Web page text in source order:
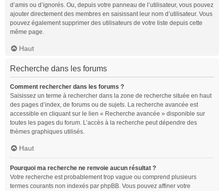
d’amis ou d’ignorés. Ou, depuis votre panneau de l’utilisateur, vous pouvez
ajouter directement des membres en saisissant leur nom d’utilisateur. Vous
pouvez également supprimer des utilisateurs de votre liste depuis cette
même page.
Haut
Recherche dans les forums
Comment rechercher dans les forums ?
Saisissez un terme à rechercher dans la zone de recherche située en haut
des pages d’index, de forums ou de sujets. La recherche avancée est
accessible en cliquant sur le lien « Recherche avancée » disponible sur
toutes les pages du forum. L’accès à la recherche peut dépendre des
thèmes graphiques utilisés.
Haut
Pourquoi ma recherche ne renvoie aucun résultat ?
Votre recherche est probablement trop vague ou comprend plusieurs
termes courants non indexés par phpBB. Vous pouvez affiner votre